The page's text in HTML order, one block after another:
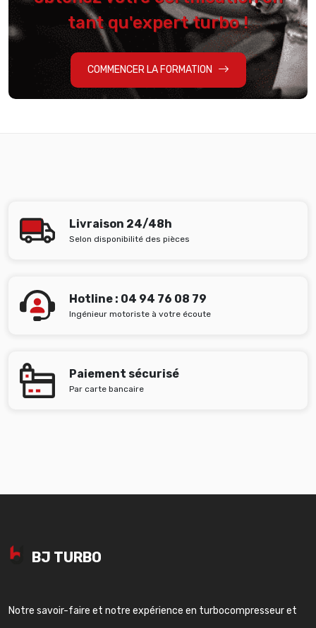
tant qu'expert turbo !
COMMENCER LA FORMATION
Livraison 24/48h
Selon disponibilité des pièces
Hotline : 04 94 76 08 79
Ingénieur motoriste à votre écoute
Paiement sécurisé
Par carte bancaire
BJ TURBO
Notre savoir-faire et notre expérience en turbocompresseur et